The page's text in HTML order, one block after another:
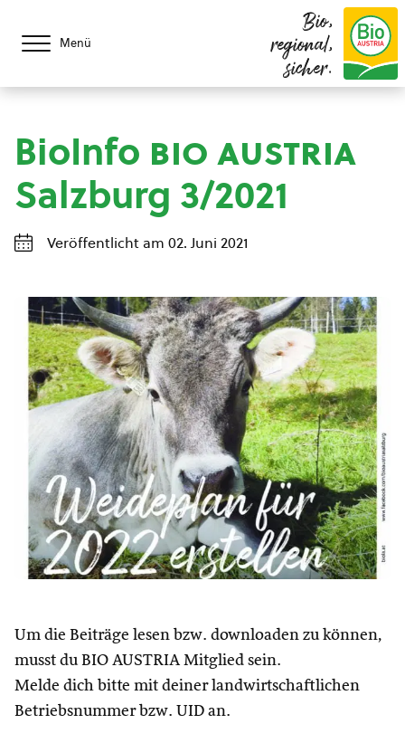
Menü
Bio,
regional,
sicher.
BioInfo bio austria
Salzburg 3/2021
Veröffentlicht am 02. Juni 2021
Um die Beiträge lesen bzw. downloaden zu können,
musst du BIO AUSTRIA Mitglied sein.
Melde dich bitte mit deiner landwirtschaftlichen
Betriebsnummer bzw. UID an.